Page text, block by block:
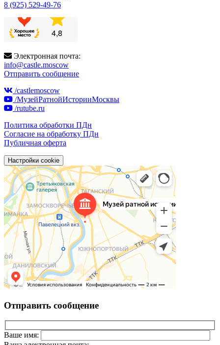
8 (925) 529-49-76
Электронная почта:
info@castle.moscow
Отправить сообщение
/castlemoscow
/МузейРатнойИсторииМосквы
/rutube.ru
Политика обработки ПДн
Согласие на обработку ПДн
Публичная оферта
Настройки cookie
Отправить сообщение
Ваше имя: